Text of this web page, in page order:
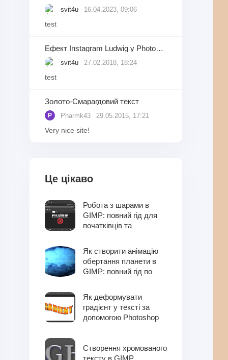
svit4u 16.04.2023, 09:06
test
Ефект Instagram Ludwig у Photoshop
svit4u 27.02.2018, 18:24
test
Золото-Смарагдовий текст
P Pharmk43 29.05.2015, 17:21
Very nice site!
Це цікаво
Робота з шарами в
GIMP: повний гід для
початківців та
Як створити анімацію
обертання планети в
GIMP: повний гід по
Як деформувати
градієнт у тексті за
допомогою Photoshop
Створення хромованого
тексту в GIMP